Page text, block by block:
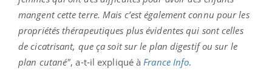
mangent cette terre. Mais c’est également connu pour les
propriétés thérapeutiques plus évidentes qui sont celles
de cicatrisant, que ça soit sur le plan digestif ou sur le
plan cutané", a-t-il expliqué àFrance Info.